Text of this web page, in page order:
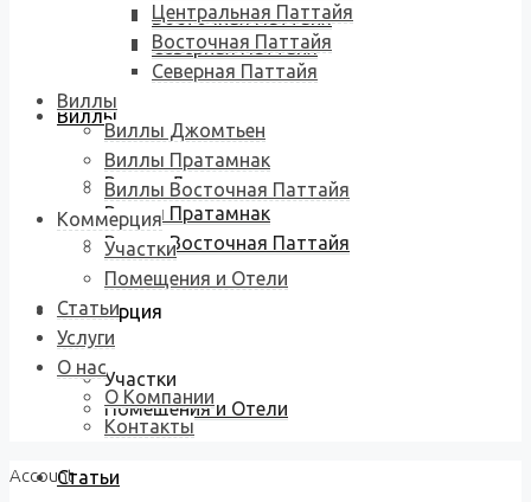
Восточная Паттайя
Северная Паттайя
Виллы
Виллы Джомтьен
Виллы Пратамнак
Виллы Восточная Паттайя
Коммерция
Участки
Помещения и Отели
Статьи
Центральная Паттайя
Восточная Паттайя
Северная Паттайя
Виллы
Виллы Джомтьен
Виллы Пратамнак
Виллы Восточная Паттайя
Коммерция
Участки
Помещения и Отели
Статьи
Услуги
О нас
О Компании
Контакты
Account